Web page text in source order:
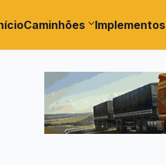
Caminhões Implementos